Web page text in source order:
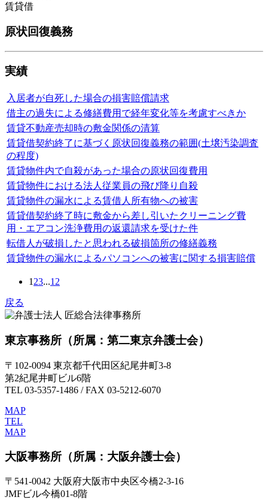
賃貸借
原状回復義務
実績
入居者が自死した場合の損害賠償請求
借主の過失による修繕費用で経年変化等を考慮すべきか
賃貸不動産売却時の敷金関係の清算
賃貸借契約終了に基づく原状回復義務の範囲(土壌汚染調査
の程度)
賃貸物件内で自殺があった場合の原状回復費用
賃貸物件における法人従業員の飛び降り自殺
賃貸物件の漏水による賃借人所有物への被害
賃貸借契約終了時に敷金から差し引いたクリーニング費
用・エアコン洗浄費用の返還請求を受けた件
転借人が破損したと思われる破損箇所の修繕義務
賃貸物件の漏水によるパソコンへの被害に関する損害賠償
1 23...12
戻る
東京事務所 （所属：第二東京弁護士会）
〒102-0094 東京都千代田区紀尾井町3-8
第2紀尾井町ビル6階
TEL 03-5357-1486 / FAX 03-5212-6070
MAP
TEL
MAP
大阪事務所 （所属：大阪弁護士会）
〒541-0042 大阪府大阪市中央区今橋2-3-16
JMFビル今橋01-8階